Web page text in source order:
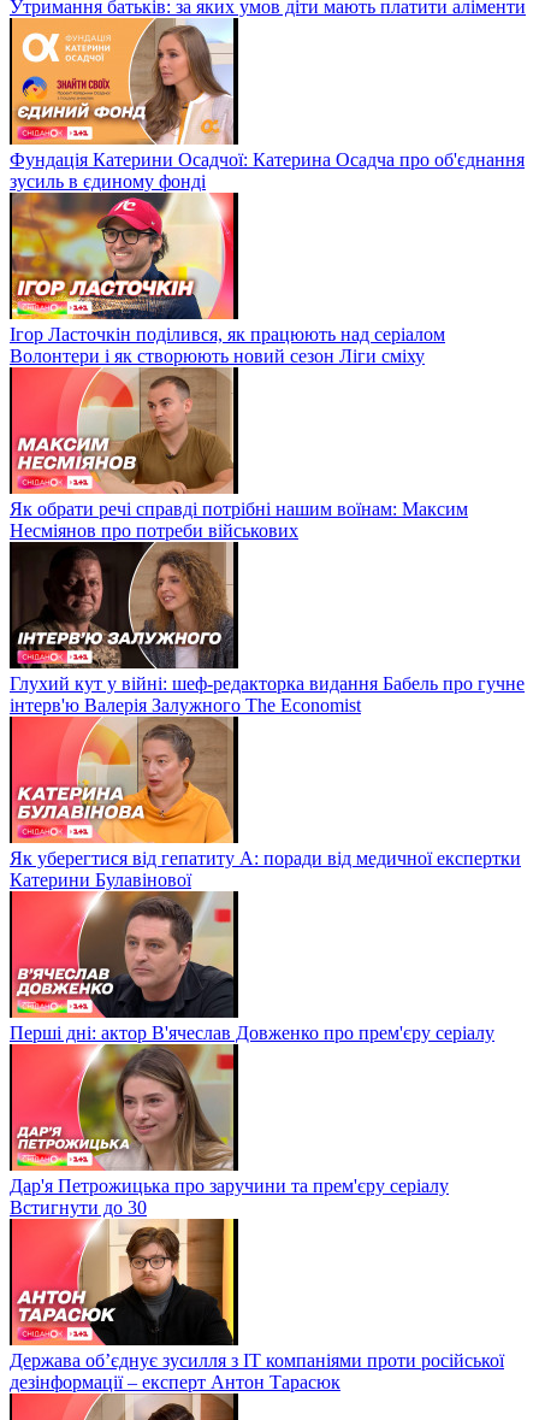
Утримання батьків: за яких умов діти мають платити аліменти
Фундація Катерини Осадчої: Катерина Осадча про об'єднання
зусиль в єдиному фонді
Ігор Ласточкін поділився, як працюють над серіалом
Волонтери і як створюють новий сезон Ліги сміху
Як обрати речі справді потрібні нашим воїнам: Максим
Несміянов про потреби військових
Глухий кут у війні: шеф-редакторка видання Бабель про гучне
інтерв'ю Валерія Залужного The Economist
Як уберегтися від гепатиту А: поради від медичної експертки
Катерини Булавінової
Перші дні: актор В'ячеслав Довженко про прем'єру серіалу
Дар'я Петрожицька про заручини та прем'єру серіалу
Встигнути до 30
Держава об’єднує зусилля з ІТ компаніями проти російської
дезінформації – експерт Антон Тарасюк